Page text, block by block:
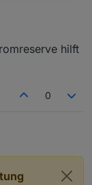
hilft
0